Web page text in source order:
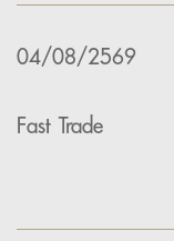
04/08/2569
Fast Trade